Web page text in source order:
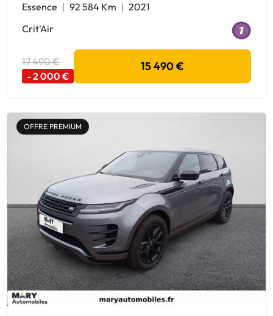
Essence 92 584 Km
2021
Crit'Air
17 490 €
- 2 000 €
15 490 €
OFFRE PREMIUM